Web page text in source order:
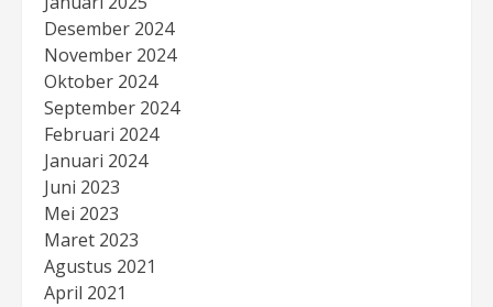
Desember 2024
November 2024
Oktober 2024
September 2024
Februari 2024
Januari 2024
Juni 2023
Mei 2023
Maret 2023
Agustus 2021
April 2021